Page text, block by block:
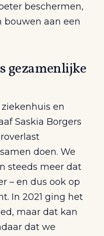
beschermen,
aan een
gezamenlijke
en
Saskia Borgers
doen. We
steeds meer dat
– en dus ook op
In 2021 ging het
maar dat kan
dat we